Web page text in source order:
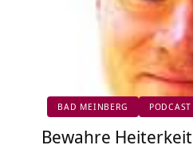
BAD MEINBERG PODCAST
Bewahre Heiterkeit